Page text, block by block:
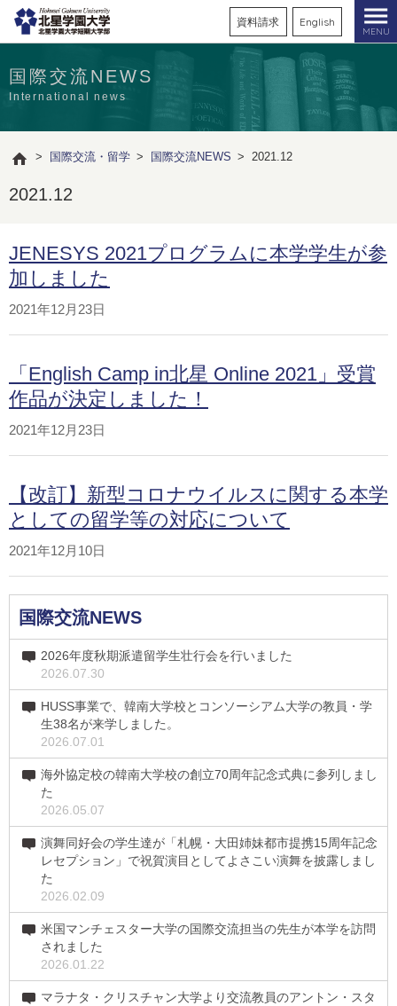
資料請求 English
MENU
国際交流NEWS
International news
> 国際交流・留学 > 国際交流NEWS > 2021.12
2021.12
JENESYS 2021プログラムに本学学生が参
加しました
2021年12月23日
「English Camp in北星 Online 2021」受賞
作品が決定しました！
2021年12月23日
【改訂】新型コロナウイルスに関する本学
としての留学等の対応について
2021年12月10日
国際交流NEWS
2026年度秋期派遣留学生壮行会を行いました
2026.07.30
HUSS事業で、韓南大学校とコンソーシアム大学の教員・学
生38名が来学しました。
2026.07.01
海外協定校の韓南大学校の創立70周年記念式典に参列しまし
た
2026.05.07
演舞同好会の学生達が「札幌・大田姉妹都市提携15周年記念
レセプション」で祝賀演目としてよさこい演舞を披露しまし
た
2026.02.09
米国マンチェスター大学の国際交流担当の先生が本学を訪問
されました
2026.01.22
マラナタ・クリスチャン大学より交流教員のアントン・スタ